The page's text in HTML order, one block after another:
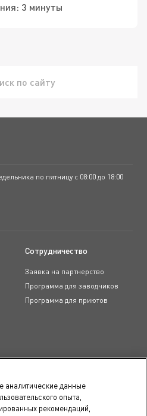
3 минуты
по сайту
по пятницу с 08:00 до 18:00
Сотрудничество
Заявка на партнерство
Программа для заводчиков
Программа для приютов
аналитические данные
опыта,
рекомендаций,